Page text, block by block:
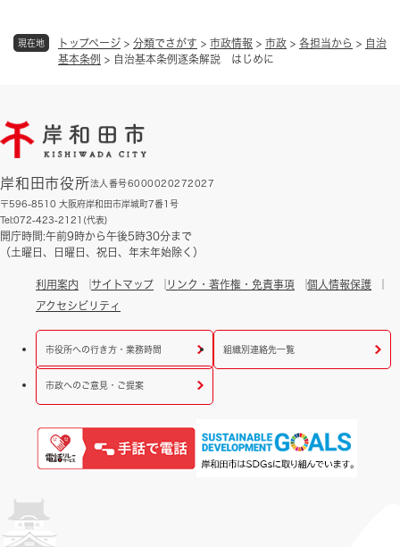
現在地 トップページ > 分類でさがす > 市政情報 > 市政 > 各担当から > 自治
基本条例 > 自治基本条例逐条解説 はじめに
岸和田市役所法人番号6000020272027
〒596-8510 大阪府岸和田市岸城町7番1号
Tel:072-423-2121(代表)
開庁時間:午前9時から午後5時30分まで
（土曜日、日曜日、祝日、年末年始除く）
利用案内 サイトマップ リンク・著作権・免責事項
個人情報保護
アクセシビリティ
市役所への行き方・業務時間 組織別連絡先一覧
市政へのご意見・ご提案